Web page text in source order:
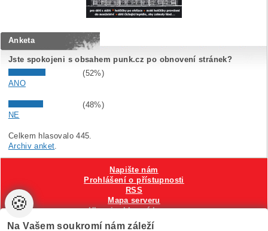
Anketa
Jste spokojeni s obsahem punk.cz po obnovení stránek?
(52%)
ANO
(48%)
NE
Celkem hlasovalo 445.
Archiv anket.
Napište nám
Prohlášení o přístupnosti
RSS
Mapa serveru
Hlavni reklamní banner
Nastavení cookies
🍪
Na Vašem soukromí nám záleží